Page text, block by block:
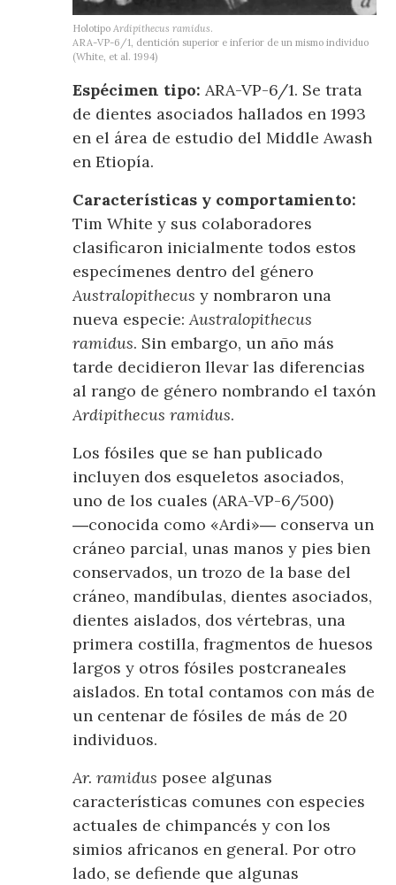
HolotipoArdipithecus ramidus.
ARA-VP-6/1, dentición superior e inferior de un mismo individuo
(White, et al. 1994)
Espécimen tipo: ARA-VP-6/1. Se trata
de dientes asociados hallados en 1993
en el área de estudio del Middle Awash
en Etiopía.
Características y comportamiento:
Tim White y sus colaboradores
clasificaron inicialmente todos estos
especímenes dentro del género
Australopithecus y nombraron una
nueva especie:Australopithecus
ramidus. Sin embargo, un año más
tarde decidieron llevar las diferencias
al rango de género nombrando el taxón
Ardipithecus ramidus.
Los fósiles que se han publicado
incluyen dos esqueletos asociados,
uno de los cuales (ARA-VP-6/500)
―conocida como «Ardi»― conserva un
cráneo parcial, unas manos y pies bien
conservados, un trozo de la base del
cráneo, mandíbulas, dientes asociados,
dientes aislados, dos vértebras, una
primera costilla, fragmentos de huesos
largos y otros fósiles postcraneales
aislados. En total contamos con más de
un centenar de fósiles de más de 20
individuos.
Ar. ramidus posee algunas
características comunes con especies
actuales de chimpancés y con los
simios africanos en general. Por otro
lado, se defiende que algunas